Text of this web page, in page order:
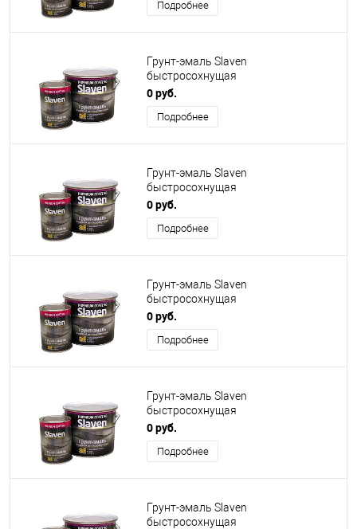
Подробнее
Грунт-эмаль Slaven
быстросохнущая
антикоррозионная серый
0 руб.
Подробнее
Грунт-эмаль Slaven
быстросохнущая
антикоррозионная светло-серый
0 руб.
Подробнее
Грунт-эмаль Slaven
быстросохнущая
антикоррозионная белый
0 руб.
Подробнее
Грунт-эмаль Slaven
быстросохнущая
антикоррозионная хвойная зелень
0 руб.
Подробнее
Грунт-эмаль Slaven
быстросохнущая